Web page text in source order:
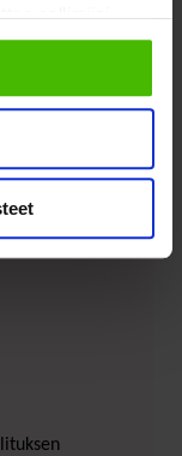
sallimiisi